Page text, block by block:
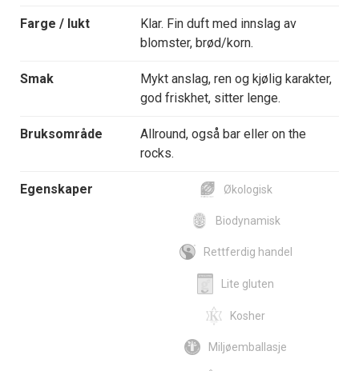
Farge / lukt
Klar. Fin duft med innslag av
blomster, brød/korn.
Smak
Mykt anslag, ren og kjølig karakter,
god friskhet, sitter lenge.
Bruksområde
Allround, også bar eller on the
rocks.
Egenskaper Økologisk
Biodynamisk
Rettferdig handel
Lite gluten
Kosher
Miljøemballasje